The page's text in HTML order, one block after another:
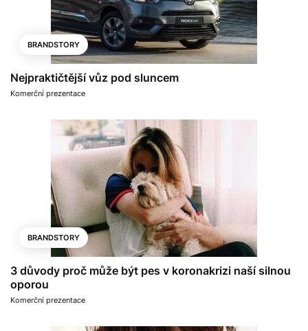
BRANDSTORY
Nejpraktičtější vůz pod sluncem
Komerční prezentace
BRANDSTORY
3 důvody proč může být pes v koronakrizi naší silnou
oporou
Komerční prezentace